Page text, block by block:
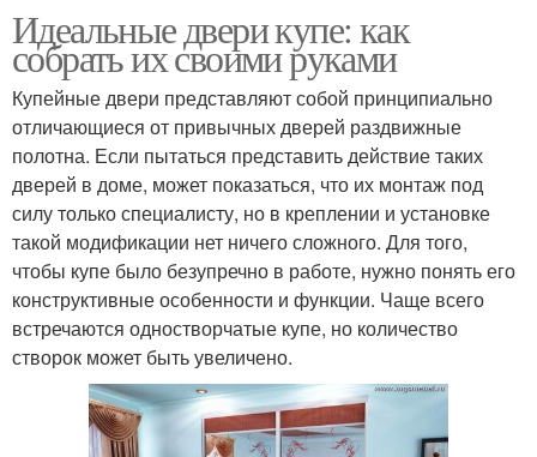
Идеальные двери купе: как
собрать их своими руками
Купейные двери представляют собой принципиально
отличающиеся от привычных дверей раздвижные
полотна. Если пытаться представить действие таких
дверей в доме, может показаться, что их монтаж под
силу только специалисту, но в креплении и установке
такой модификации нет ничего сложного. Для того,
чтобы купе было безупречно в работе, нужно понять его
конструктивные особенности и функции. Чаще всего
встречаются одностворчатые купе, но количество
створок может быть увеличено.